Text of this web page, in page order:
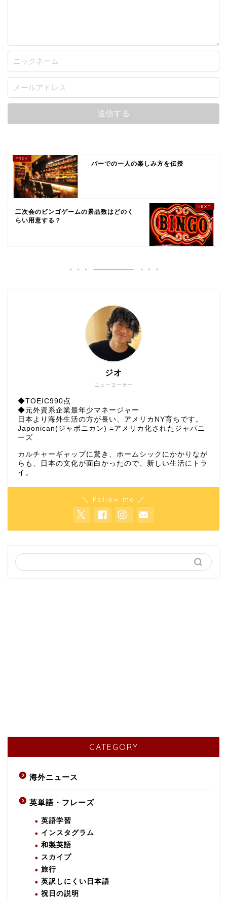
バーでの一人の楽しみ方を伝授
二次会のビンゴゲームの景品数はどのく
らい用意する？
ニューヨーカー
ジオ
◆TOEIC990点
◆元外資系企業最年少マネージャー
日本より海外生活の方が長い、アメリカNY育ちです。
Japonican(ジャポニカン) =アメリカ化されたジャパニ
ーズ
カルチャーギャップに驚き、ホームシックにかかりなが
らも、日本の文化が面白かったので、新しい生活にトラ
イ。
＼ Follow me ／
CATEGORY
海外ニュース
英単語・フレーズ
英語学習
インスタグラム
和製英語
スカイプ
旅行
英訳しにくい日本語
祝日の説明